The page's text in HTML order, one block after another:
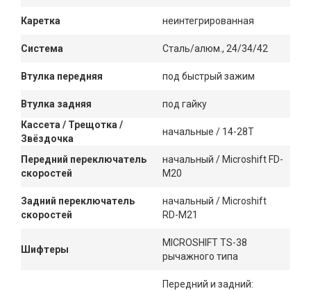
Каретка неинтегрированная
Система Сталь/алюм., 24/34/42
Втулка передняя под быстрый зажим
Втулка задняя
под гайку
Кассета / Трещотка /
Звёздочка
начальные / 14-28T
Передний переключатель
скоростей
начальный / Microshift FD-
M20
Задний переключатель
скоростей
начальный / Microshift
RD-M21
Шифтеры
MICROSHIFT TS-38
рычажного типа
Передний и задний: